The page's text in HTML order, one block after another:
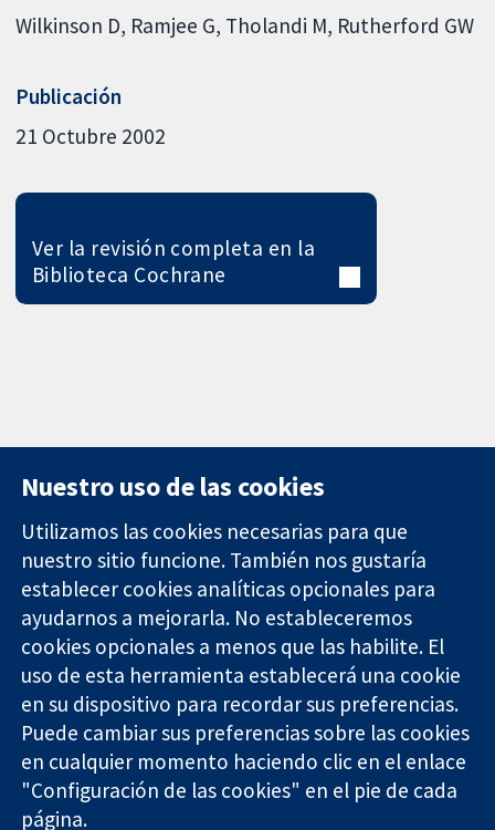
Wilkinson D Ramjee G Tholandi M Rutherford GW
Publicación
21 Octubre 2002
Ver la revisión completa en la
Biblioteca Cochrane
Evidencia fiable.
Decisiones
informadas.
Mejor salud.
11-13 Cavendish
Square
Londres
W1G 0AN
Reino Unido
Contacto
Noticias
Prensa
Sobre
nosotros
Empleo
Cochrane
Library
The Cochrane Collaboration is a charity (no. 1045921) and a
Nuestro uso de las cookies
Utilizamos las cookies necesarias para que
nuestro sitio funcione. También nos gustaría
establecer cookies analíticas opcionales para
ayudarnos a mejorarla. No estableceremos
cookies opcionales a menos que las habilite. El
uso de esta herramienta establecerá una cookie
en su dispositivo para recordar sus preferencias.
Puede cambiar sus preferencias sobre las cookies
en cualquier momento haciendo clic en el enlace
"Configuración de las cookies" en el pie de cada
página.